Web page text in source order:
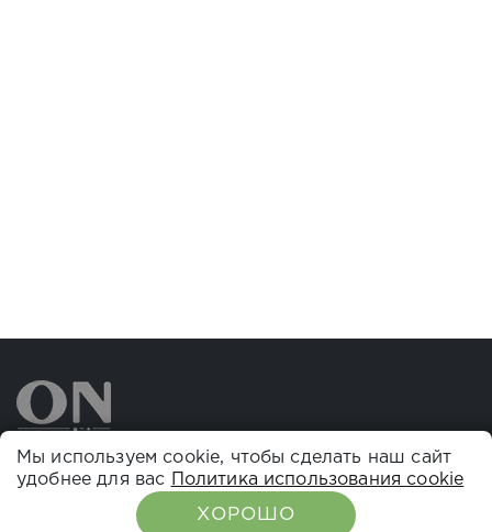
Мы используем cookie, чтобы сделать наш сайт
удобнее для вас
Политика использования cookie
ХОРОШО